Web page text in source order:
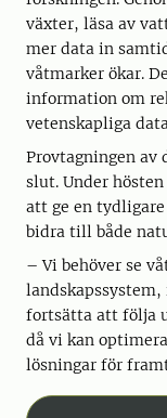
växter, läsa av
mer data in
våtmarker ökar.
information om
vetenskapliga
Provtagningen av
slut. Under
att ge en
bidra till både
– Vi behöver se
fortsätta att följa
då vi kan
lösningar för